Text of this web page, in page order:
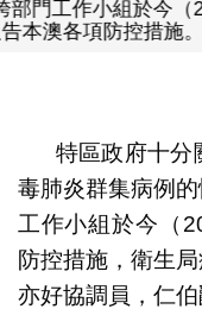
衛生局聯同社會工
防疫主任及醫護人
特區政府十分
毒肺炎群集病例
工作小組於今（
防控措施，衛生
亦好協調員，仁